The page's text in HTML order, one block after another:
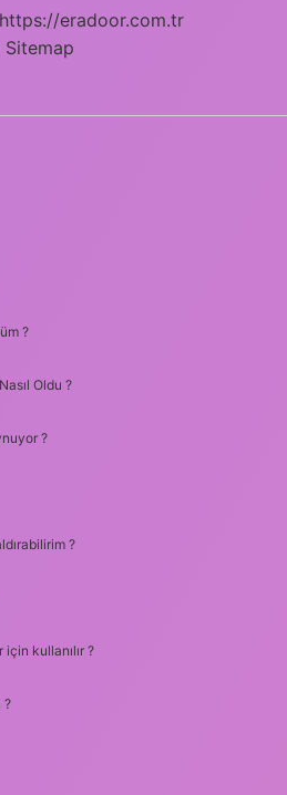
https://eradoor.com.tr
Sitemap
?
Oldu ?
?
?
kullanılır ?
?